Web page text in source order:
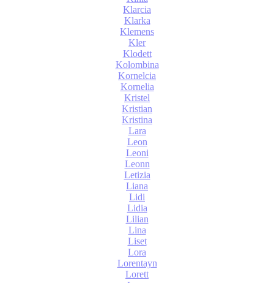
Klarcia
Klarka
Klemens
Kler
Klodett
Kolombina
Kornelcia
Kornelia
Kristel
Kristian
Kristina
Lara
Leon
Leoni
Leonn
Letizia
Liana
Lidi
Lidia
Lilian
Lina
Liset
Lora
Lorentayn
Lorett